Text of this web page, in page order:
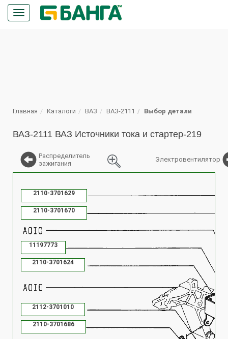
Кнопка
меню
Главная Каталоги ВАЗ ВАЗ-2111 Выбор детали
ВАЗ-2111 ВАЗ Источники тока и стартер-219
Распределитель
зажигания
Электровентилятор
11197773
2110-3701624
2110-3701629
2110-3701670
2110-3701686
2110-3701686
2110-3701686
2112-3701010